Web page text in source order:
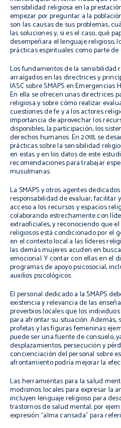
sensibilidad religiosa en la
empezar por preguntar a la
son las causas de sus problemas,
las soluciones y, si es el caso, qué
desempeñara el lenguaje religioso,
prácticas espirituales como parte de
Los fundamentos de la sensibilidad
arraigados en las directrices y
IASC sobre SMAPS en
En ella se ofrecen unas directrices
religiosa y sobre cómo realizar
cuestiones de fe y a los actores
importancia de aprovechar los
disponibles, la participación, los
derechos humanos. En 2018, se
prácticas sobre la sensibilidad
en estas y en los datos de este
recomendaciones para trabajar
musulmanas.
La SMAPS y otros agentes
responsabilidad de evaluar, facilitar
acceso a los recursos y espacios
colaborando estrechamente con
extraoficiales, y reconociendo que
religiosos está condicionado por el
en el contexto local a las líderes
las demás mujeres acuden en
emocional. Y contar con ellas en el
programas de apoyo psicosocial,
auxilios psicológicos.
El personal dedicado a la SMAPS
existencia y relevancia de las
proverbios locales que los
para afrontar su situación.
profetas y las figuras femeninas
puede ser una fuente de consuelo,
desplazamientos, persecución y
concienciación del personal sobre
afrontamiento podría mejorar la
Las herramientas para la salud
modismos locales para expresar la
incluyen lenguaje religioso para
trastornos de salud mental; por
expresión “alma cansada” para